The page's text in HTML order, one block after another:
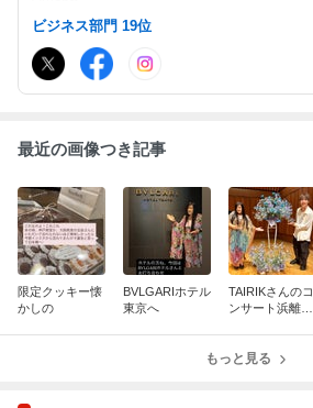
ビジネス部門 19位
最近の画像つき記事
限定クッキー懐
かしの
BVLGARIホテル
東京へ
TAIRIKさんのコ
ンサート浜離宮
もっと見る